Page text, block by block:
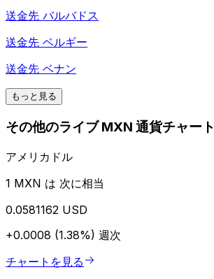
送金先 バルバドス
送金先 ベルギー
送金先 ベナン
もっと見る
その他のライブ MXN 通貨チャート
アメリカドル
1 MXN は 次に相当
0.0581162 USD
+0.0008 (1.38%) 週次
チャートを見る